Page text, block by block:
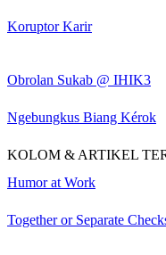
Koruptor Karir
Obrolan Sukab @ IHIK3
Ngebungkus Biang Kérok
KOLOM & ARTIKEL
Humor at Work
Together or Separate